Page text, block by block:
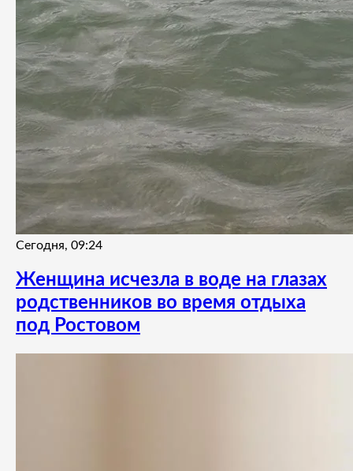
Сегодня, 09:24
Женщина исчезла в воде на глазах
родственников во время отдыха
под Ростовом